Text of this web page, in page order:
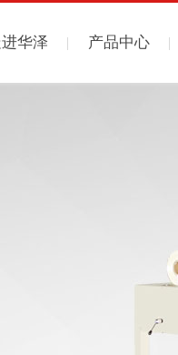
华泽 产品中心